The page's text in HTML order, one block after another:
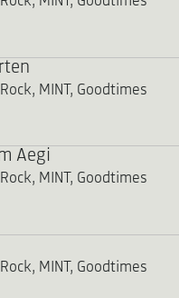
MINT, Goodtimes
Aegi
MINT, Goodtimes
MINT, Goodtimes